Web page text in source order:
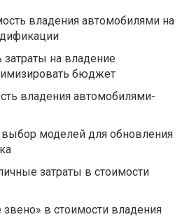
владения автомобилями на
затраты на владение
бюджет
владения автомобилями-
моделей для обновления
затраты в стоимости
в стоимости владения